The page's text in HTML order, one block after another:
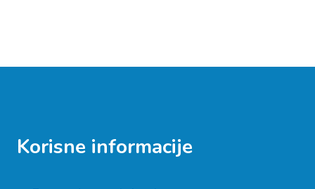
Korisne informacije